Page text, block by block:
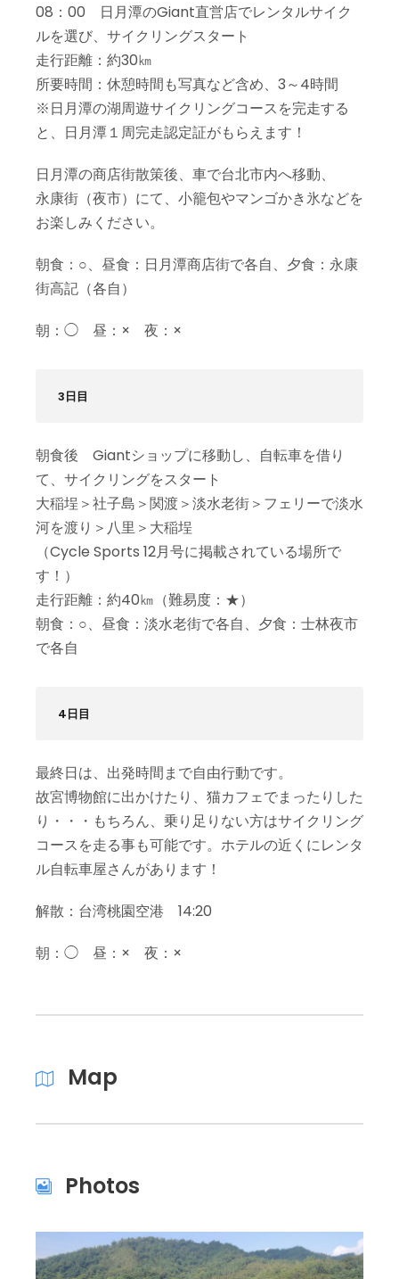
08：00 日月潭のGiant直営店でレンタルサイク
ルを選び、サイクリングスタート
走行距離：約30㎞
所要時間：休憩時間も写真など含め、3～4時間
※日月潭の湖周遊サイクリングコースを完走する
と、日月潭１周完走認定証がもらえます！
日月潭の商店街散策後、車で台北市内へ移動、
永康街（夜市）にて、小籠包やマンゴかき氷などを
お楽しみください。
朝食：○、昼食：日月潭商店街で各自、夕食：永康
街高記（各自）
朝：◯ 昼：× 夜：×
3日目
朝食後 Giantショップに移動し、自転車を借り
て、サイクリングをスタート
大稲埕＞社子島＞関渡＞淡水老街＞フェリーで淡水
河を渡り＞八里＞大稲埕
（Cycle Sports 12月号に掲載されている場所で
す！）
走行距離：約40㎞（難易度：★）
朝食：○、昼食：淡水老街で各自、夕食：士林夜市
で各自
4日目
最終日は、出発時間まで自由行動です。
故宮博物館に出かけたり、猫カフェでまったりした
り・・・もちろん、乗り足りない方はサイクリング
コースを走る事も可能です。ホテルの近くにレンタ
ル自転車屋さんがあります！
解散：台湾桃園空港 14:20
朝：◯ 昼：× 夜：×
Map
Photos